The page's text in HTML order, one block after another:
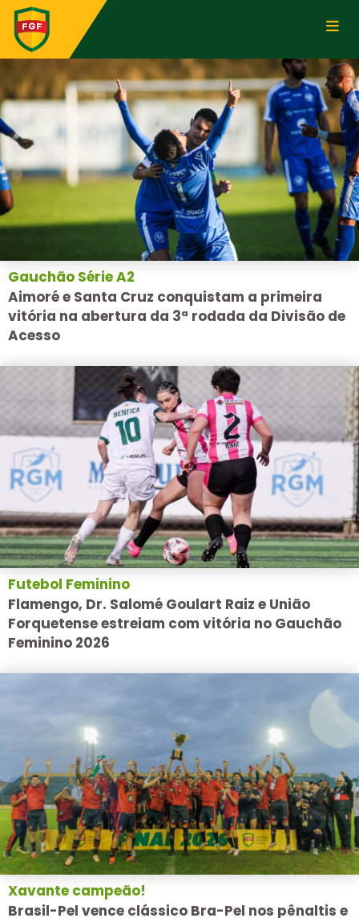
Gauchão Série A2
Aimoré e Santa Cruz conquistam a primeira
vitória na abertura da 3ª rodada da Divisão de
Acesso
Futebol Feminino
Flamengo, Dr. Salomé Goulart Raiz e União
Forquetense estreiam com vitória no Gauchão
Feminino 2026
Xavante campeão!
Brasil-Pel vence clássico Bra-Pel nos pênaltis e